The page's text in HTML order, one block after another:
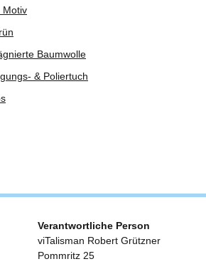
Motiv
Baumwolle
& Poliertuch
Verantwortliche Person
viTalisman Robert Grützner
Pommritz 25